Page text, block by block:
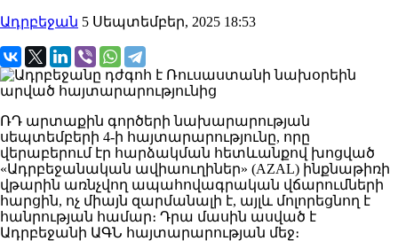
Ադրբեջան 5 Սեպտեմբեր, 2025 18:53
ՌԴ արտաքին գործերի նախարարության
սեպտեմբերի 4-ի հայտարարությունը, որը
վերաբերում էր հարձակման հետևանքով խոցված
«Ադրբեջանական ավիաուղիներ» (AZAL) ինքնաթիռի
վթարին առնչվող ապահովագրական վճարումների
հարցին, ոչ միայն զարմանալի է, այլև մոլորեցնող է
հանրության համար։ Դրա մասին ասված է
Ադրբեջանի ԱԳՆ հայտարարության մեջ։